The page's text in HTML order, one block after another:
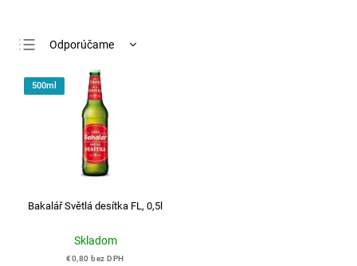
Odporúčame
Najlacnejšie
Najdrahšie
Najpredávanejšie
Abecedne
500ml
Bakalář Světlá desítka FL, 0,5l
Skladom
€0,80 bez DPH